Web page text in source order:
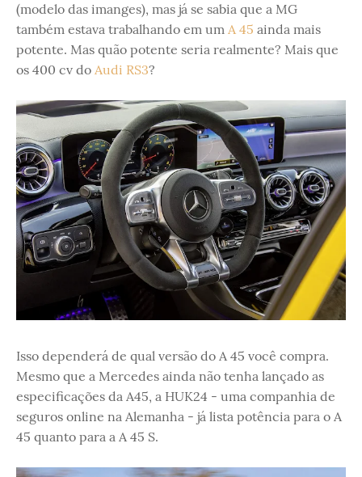
(modelo das imanges), mas já se sabia que a MG
também estava trabalhando em um A 45 ainda mais
potente. Mas quão potente seria realmente? Mais que
os 400 cv do Audi RS3?
Isso dependerá de qual versão do A 45 você compra.
Mesmo que a Mercedes ainda não tenha lançado as
especificações da A45, a HUK24 - uma companhia de
seguros online na Alemanha - já lista potência para o A
45 quanto para a A 45 S.